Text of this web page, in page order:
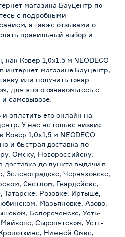
магазина Бауцентр по
с подробными
а также отзывами о
правильный выбор и
как Ковер 1,0x1,5 м NEODECO
интернет-магазине Бауцентр,
или получить товар
для этого ознакомьтесь с
и самовывозе.
оплатить его онлайн на
У нас не только низкие
Ковер 1,0x1,5 м NEODECO
и быстрая доставка по
Омску, Новороссийску,
доставка до пункта выдачи в
Зеленоградске, Черняховске,
Светлом, Гвардейске,
Татарске, Розовке, Иртыше,
Марьяновке, Азово,
Белореченске, Усть-
Сыропятском, Усть-
Нижней Омке,